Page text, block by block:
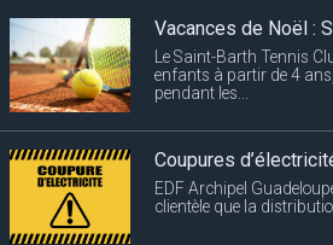
Vacances de Noël :
Le Saint-Barth Tennis
enfants à partir de 4
pendant les...
Coupures
EDF Archipel
clientèle que la